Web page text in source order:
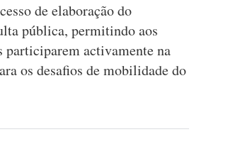
de elaboração do
pública, permitindo aos
participarem activamente na
os desafios de mobilidade do